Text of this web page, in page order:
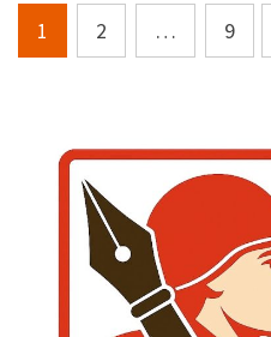
Пагинация
записей
1 2 … 9